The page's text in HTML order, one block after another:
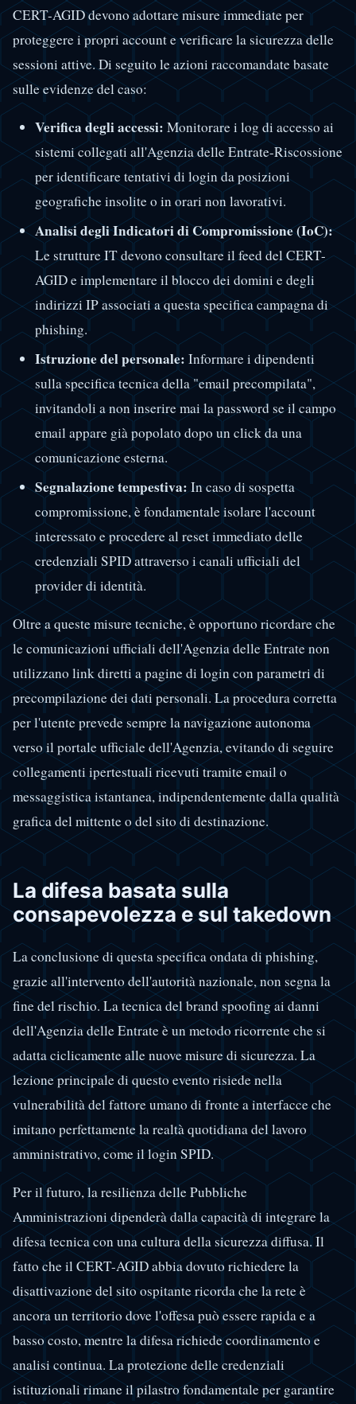
CERT-AGID devono adottare misure immediate per
proteggere i propri account e verificare la sicurezza delle
sessioni attive. Di seguito le azioni raccomandate basate
sulle evidenze del caso:
Verifica degli accessi: Monitorare i log di accesso ai
sistemi collegati all'Agenzia delle Entrate-Riscossione
per identificare tentativi di login da posizioni
geografiche insolite o in orari non lavorativi.
Analisi degli Indicatori di Compromissione (IoC):
Le strutture IT devono consultare il feed del CERT-
AGID e implementare il blocco dei domini e degli
indirizzi IP associati a questa specifica campagna di
phishing.
Istruzione del personale: Informare i dipendenti
sulla specifica tecnica della "email precompilata",
invitandoli a non inserire mai la password se il campo
email appare già popolato dopo un click da una
comunicazione esterna.
Segnalazione tempestiva:In caso di sospetta
compromissione, è fondamentale isolare l'account
interessato e procedere al reset immediato delle
credenziali SPID attraverso i canali ufficiali del
provider di identità.
Oltre a queste misure tecniche, è opportuno ricordare che
le comunicazioni ufficiali dell'Agenzia delle Entrate non
utilizzano link diretti a pagine di login con parametri di
precompilazione dei dati personali. La procedura corretta
per l'utente prevede sempre la navigazione autonoma
verso il portale ufficiale dell'Agenzia, evitando di seguire
collegamenti ipertestuali ricevuti tramite email o
messaggistica istantanea, indipendentemente dalla qualità
grafica del mittente o del sito di destinazione.
La difesa basata sulla
consapevolezza e sul takedown
La conclusione di questa specifica ondata di phishing,
grazie all'intervento dell'autorità nazionale, non segna la
fine del rischio. La tecnica del brand spoofing ai danni
dell'Agenzia delle Entrate è un metodo ricorrente che si
adatta ciclicamente alle nuove misure di sicurezza. La
lezione principale di questo evento risiede nella
vulnerabilità del fattore umano di fronte a interfacce che
imitano perfettamente la realtà quotidiana del lavoro
amministrativo, come il login SPID.
Per il futuro, la resilienza delle Pubbliche
Amministrazioni dipenderà dalla capacità di integrare la
difesa tecnica con una cultura della sicurezza diffusa. Il
fatto che il CERT-AGID abbia dovuto richiedere la
disattivazione del sito ospitante ricorda che la rete è
ancora un territorio dove l'offesa può essere rapida e a
basso costo, mentre la difesa richiede coordinamento e
analisi continua. La protezione delle credenziali
istituzionali rimane il pilastro fondamentale per garantire